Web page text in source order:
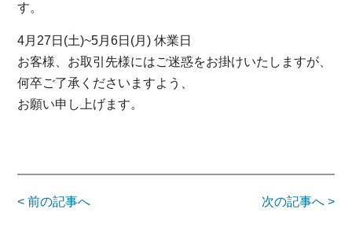
す。
4月27日(土)~5月6日(月) 休業日
お客様、お取引先様にはご迷惑をお掛けいたしますが、
何卒ご了承くださいますよう、
お願い申し上げます。
< 前の記事へ 次の記事へ >